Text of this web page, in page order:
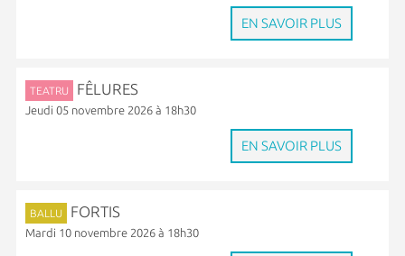
EN SAVOIR PLUS
TEATRU FÊLURES
Jeudi 05 novembre 2026 à 18h30
EN SAVOIR PLUS
BALLU FORTIS
Mardi 10 novembre 2026 à 18h30